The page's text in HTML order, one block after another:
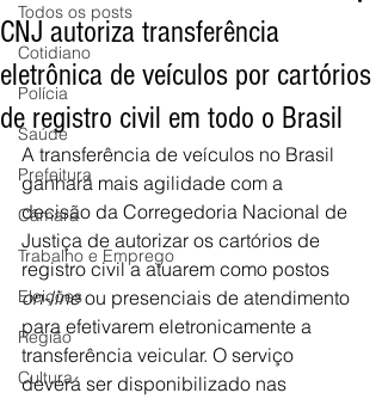
Todos os posts
Cotidiano
Polícia
Saúde
Prefeitura
Câmara
Trabalho e Emprego
Eleições
Região
Cultura
CNJ autoriza transferência
eletrônica de veículos por cartórios
de registro civil em todo o Brasil
A transferência de veículos no Brasil
ganhará mais agilidade com a
decisão da Corregedoria Nacional de
Justiça de autorizar os cartórios de
registro civil a atuarem como postos
on-line ou presenciais de atendimento
para efetivarem eletronicamente a
transferência veicular. O serviço
deverá ser disponibilizado nas